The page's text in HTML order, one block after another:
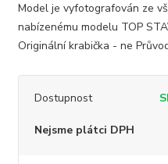
Model je vyfotografován ze
nabízenému modelu TOP
Originální krabička - ne
Dostupnost
Nejsme plátci DPH